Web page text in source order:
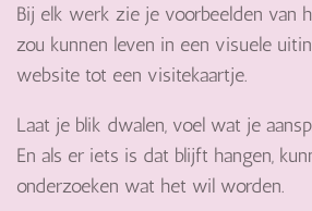
Bij elk werk zie je voorbeelden van
zou kunnen leven in een visuele
website tot een visitekaartje.
Laat je blik dwalen, voel wat je
En als er iets is dat blijft hangen,
onderzoeken wat het wil worden.